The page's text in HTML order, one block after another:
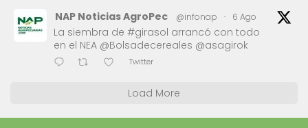
NAP Noticias AgroPec @infonap · 6 Ago
La siembra de #girasol arrancó con todo
en el NEA @Bolsadecereales @asagirok
Twitter
Load More